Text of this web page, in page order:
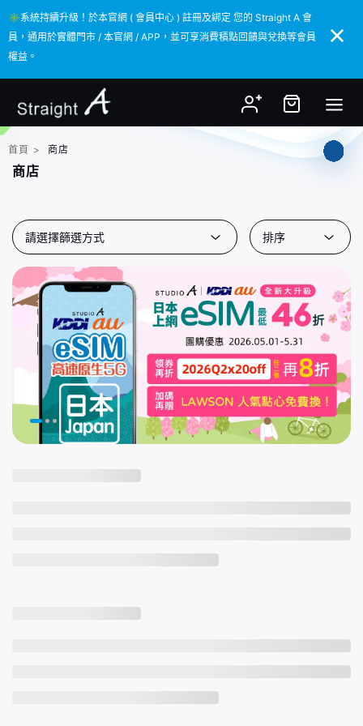
✳️系統持續升級！於本官網 ( 會員中心 ) 註冊及綁定 您的 Straight A 會
員，通用於實體門市 / 本官網 / APP，並可享消費積點回饋與兌換等會員
權益。
✳️系統持續升級！於本官網 ( 會員中心 ) 註冊及綁定 您的 Straight A 會
員，通用於實體門市 / 本官網 / APP，並可享消費積點回饋與兌換等會員
權益。
首頁 > 商店
商店
請選擇篩選方式 排序